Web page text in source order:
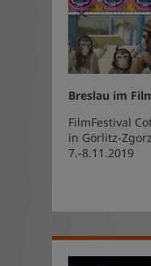
Breslau im
FilmFestival
in Görlitz-
7.-8.11.2019